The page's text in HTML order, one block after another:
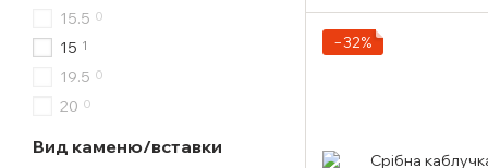
−32%
15.5 0
15 1
19.5 0
20 0
Вид каменю/вставки